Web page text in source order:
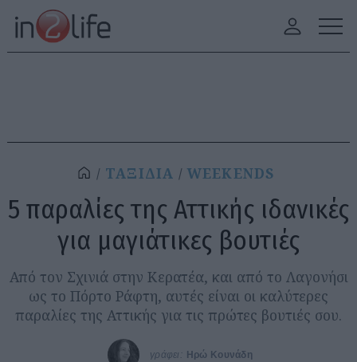
ΤΑΞΙΔΙΑ WEEKENDS
5 παραλίες της Αττικής ιδανικές
για μαγιάτικες βουτιές
Από τον Σχινιά στην Κερατέα, και από το Λαγονήσι
ως το Πόρτο Ράφτη, αυτές είναι οι καλύτερες
παραλίες της Αττικής για τις πρώτες βουτιές σου.
γράφει: Ηρώ Κουνάδη